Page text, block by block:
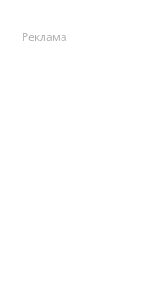
Реклама